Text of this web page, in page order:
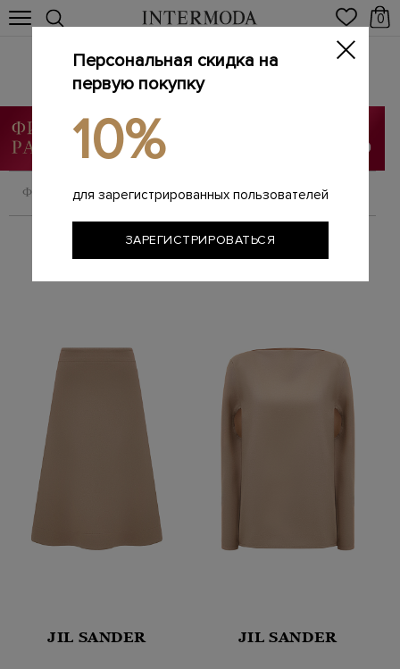
0
JIL SANDER
Главная / Женщинам / Бренды
ФИЛЬТРОВАТЬ СОРТИРОВАТЬ
JIL SANDER JIL SANDER
Персональная скидка на
первую покупку
10%
для зарегистрированных пользователей
ЗАРЕГИСТРИРОВАТЬСЯ